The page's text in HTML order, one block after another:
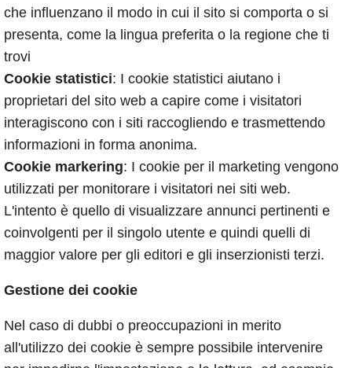
che influenzano il modo in cui il sito si comporta o si
presenta, come la lingua preferita o la regione che ti
trovi
Cookie statistici: I cookie statistici aiutano i
proprietari del sito web a capire come i visitatori
interagiscono con i siti raccogliendo e trasmettendo
informazioni in forma anonima.
Cookie markering: I cookie per il marketing vengono
utilizzati per monitorare i visitatori nei siti web.
L'intento è quello di visualizzare annunci pertinenti e
coinvolgenti per il singolo utente e quindi quelli di
maggior valore per gli editori e gli inserzionisti terzi.
Gestione dei cookie
Nel caso di dubbi o preoccupazioni in merito
all'utilizzo dei cookie è sempre possibile intervenire